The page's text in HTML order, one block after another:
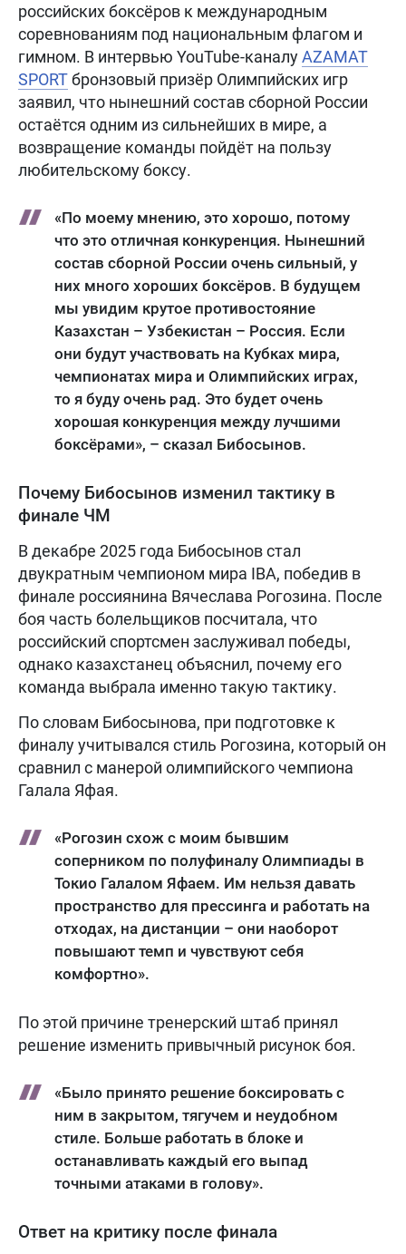
российских боксёров к международным
соревнованиям под национальным флагом и
гимном. В интервью YouTube-каналуAZAMAT
SPORTбронзовый призёр Олимпийских игр
заявил, что нынешний состав сборной России
остаётся одним из сильнейших в мире, а
возвращение команды пойдёт на пользу
любительскому боксу.
«По моему мнению, это хорошо, потому
что это отличная конкуренция. Нынешний
состав сборной России очень сильный, у
них много хороших боксёров. В будущем
мы увидим крутое противостояние
Казахстан – Узбекистан – Россия. Если
они будут участвовать на Кубках мира,
чемпионатах мира и Олимпийских играх,
то я буду очень рад. Это будет очень
хорошая конкуренция между лучшими
боксёрами», – сказал Бибосынов.
Почему Бибосынов изменил тактику в
финале ЧМ
В декабре 2025 года Бибосынов стал
двукратным чемпионом мира IBA, победив в
финале россиянина Вячеслава Рогозина. После
боя часть болельщиков посчитала, что
российский спортсмен заслуживал победы,
однако казахстанец объяснил, почему его
команда выбрала именно такую тактику.
По словам Бибосынова, при подготовке к
финалу учитывался стиль Рогозина, который он
сравнил с манерой олимпийского чемпиона
Галала Яфая.
«Рогозин схож с моим бывшим
соперником по полуфиналу Олимпиады в
Токио Галалом Яфаем. Им нельзя давать
пространство для прессинга и работать на
отходах, на дистанции – они наоборот
повышают темп и чувствуют себя
комфортно».
По этой причине тренерский штаб принял
решение изменить привычный рисунок боя.
«Было принято решение боксировать с
ним в закрытом, тягучем и неудобном
стиле. Больше работать в блоке и
останавливать каждый его выпад
точными атаками в голову».
Ответ на критику после финала